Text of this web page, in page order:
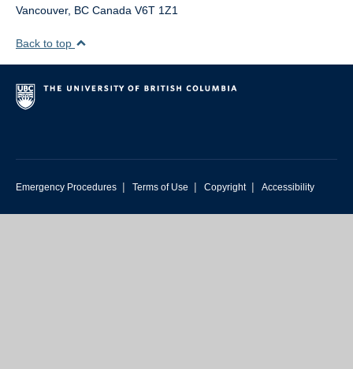
Vancouver, BC Canada V6T 1Z1
Back to top
Emergency Procedures | Terms of Use | Copyright | Accessibility